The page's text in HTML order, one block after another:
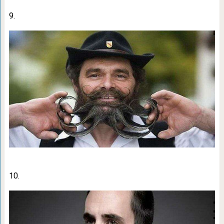
9.
10.